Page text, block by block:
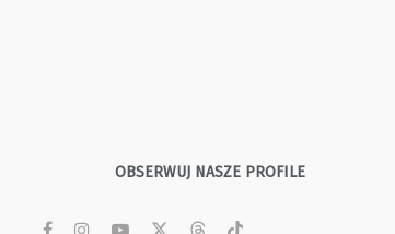
OBSERWUJ NASZE PROFILE